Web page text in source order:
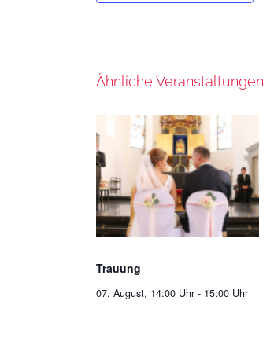
Ähnliche Veranstaltungen
Trauung
07. August, 14:00 Uhr - 15:00 Uhr